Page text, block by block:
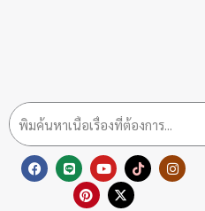
F
a
L
i
n
e
Y
o
u
t
T
i
I
n
P
n
t
X
t
w